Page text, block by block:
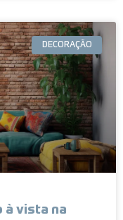
DECORAÇÃO
à vista na